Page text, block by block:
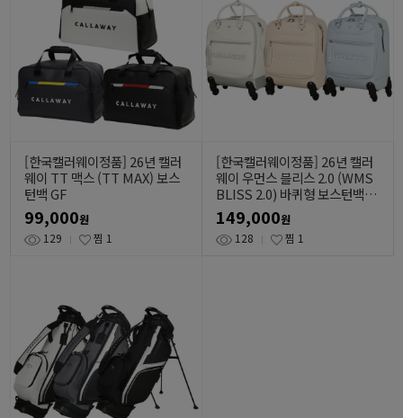
[한국캘러웨이정품] 26년 캘러
웨이 TT 맥스 (TT MAX) 보스
턴백 GF
99,000원
129
찜 1
[한국캘러웨이정품] 26년 캘러
웨이 우먼스 블리스 2.0 (WMS
BLISS 2.0) 바퀴형 보스턴백 G
F
149,000원
128
찜 1